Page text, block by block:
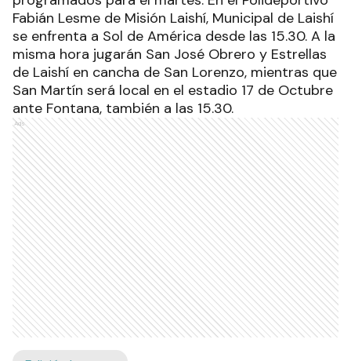
Fabián Lesme de Misión Laishí, Municipal de Laishí
se enfrenta a Sol de América desde las 15.30. A la
misma hora jugarán San José Obrero y Estrellas
de Laishí en cancha de San Lorenzo, mientras que
San Martín será local en el estadio 17 de Octubre
ante Fontana, también a las 15.30.
Ads